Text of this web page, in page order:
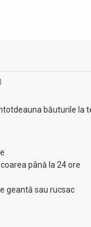
băuturile la
până la 24 ore
geantă sau rucsac